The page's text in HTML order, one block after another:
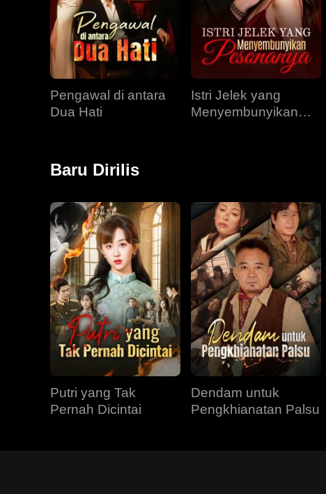
Pengawal di antara
Dua Hati
Istri Jelek yang
Menyembunyikan
Baru Dirilis
Putri yang Tak
Pernah Dicintai
Dendam untuk
Pengkhianatan Palsu